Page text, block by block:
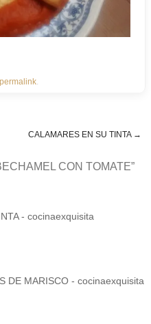
permalink.
CALAMARES EN SU TINTA →
CON TOMATE”
- cocinaexquisita
DE MARISCO - cocinaexquisita